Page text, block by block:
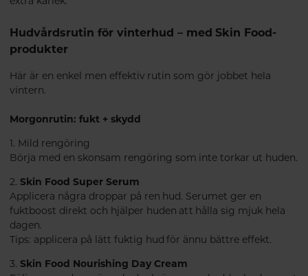
Hudvårdsrutin för vinterhud – med Skin Food-
produkter
Här är en enkel men effektiv rutin som gör jobbet hela
vintern.
Morgonrutin: fukt + skydd
1. Mild rengöring
Börja med en skonsam rengöring som inte torkar ut huden.
2. Skin Food Super Serum
Applicera några droppar på ren hud. Serumet ger en
fuktboost direkt och hjälper huden att hålla sig mjuk hela
dagen.
Tips: applicera på lätt fuktig hud för ännu bättre effekt.
3. Skin Food Nourishing Day Cream